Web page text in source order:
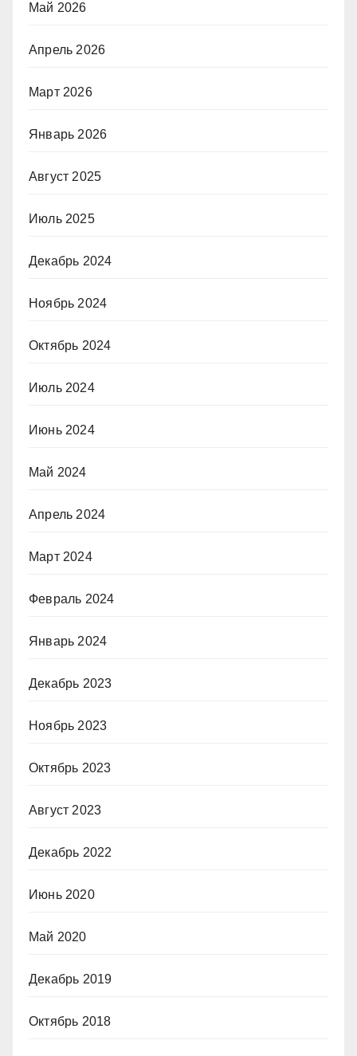
Май 2026
Апрель 2026
Март 2026
Январь 2026
Август 2025
Июль 2025
Декабрь 2024
Ноябрь 2024
Октябрь 2024
Июль 2024
Июнь 2024
Май 2024
Апрель 2024
Март 2024
Февраль 2024
Январь 2024
Декабрь 2023
Ноябрь 2023
Октябрь 2023
Август 2023
Декабрь 2022
Июнь 2020
Май 2020
Декабрь 2019
Октябрь 2018